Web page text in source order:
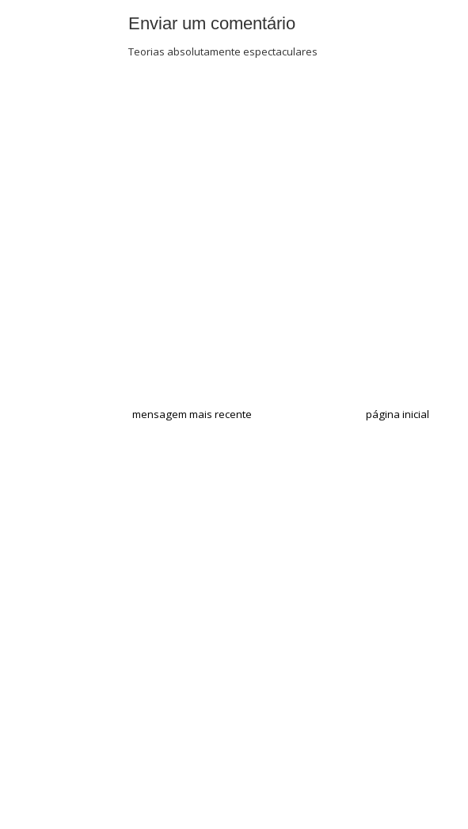
Enviar um comentário
Teorias absolutamente espectaculares
mensagem mais recente página inicial